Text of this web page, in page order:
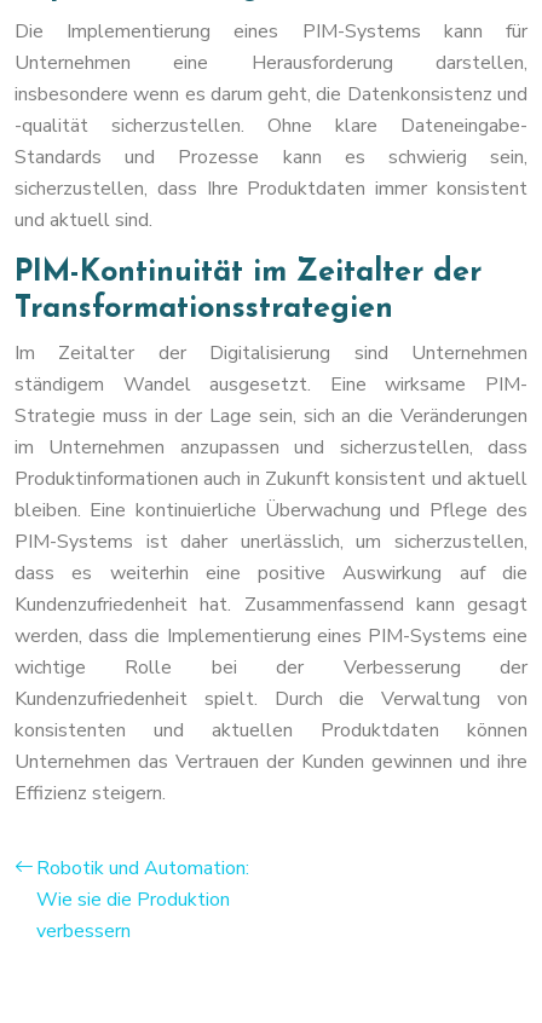
Die Implementierung eines PIM-Systems kann für
Unternehmen eine Herausforderung darstellen,
insbesondere wenn es darum geht, die Datenkonsistenz und
-qualität sicherzustellen. Ohne klare Dateneingabe-
Standards und Prozesse kann es schwierig sein,
sicherzustellen, dass Ihre Produktdaten immer konsistent
und aktuell sind.
PIM-Kontinuität im Zeitalter der
Transformationsstrategien
Im Zeitalter der Digitalisierung sind Unternehmen
ständigem Wandel ausgesetzt. Eine wirksame PIM-
Strategie muss in der Lage sein, sich an die Veränderungen
im Unternehmen anzupassen und sicherzustellen, dass
Produktinformationen auch in Zukunft konsistent und aktuell
bleiben. Eine kontinuierliche Überwachung und Pflege des
PIM-Systems ist daher unerlässlich, um sicherzustellen,
dass es weiterhin eine positive Auswirkung auf die
Kundenzufriedenheit hat. Zusammenfassend kann gesagt
werden, dass die Implementierung eines PIM-Systems eine
wichtige Rolle bei der Verbesserung der
Kundenzufriedenheit spielt. Durch die Verwaltung von
konsistenten und aktuellen Produktdaten können
Unternehmen das Vertrauen der Kunden gewinnen und ihre
Effizienz steigern.
Robotik und Automation:
Wie sie die Produktion
verbessern